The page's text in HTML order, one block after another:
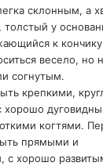
склонным, а
у
к
весело, но
согнутым.
крепкими,
хорошо
когтями.
прямыми и
с хорошо